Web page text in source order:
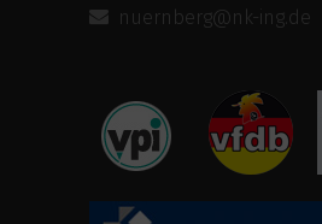
nuernberg@nk-ing.de